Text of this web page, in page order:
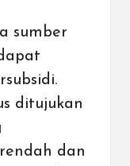
sumber
ditujukan
dan